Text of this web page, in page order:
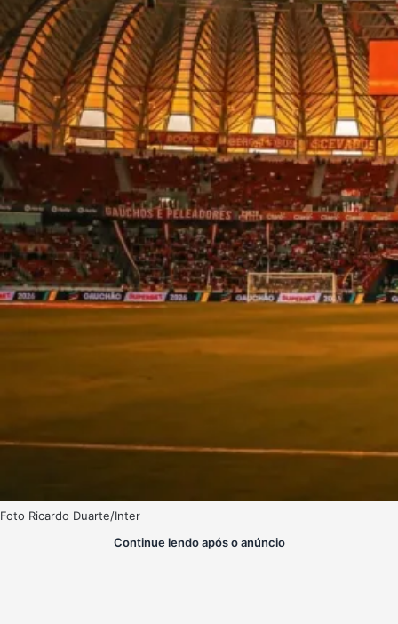
Foto Ricardo Duarte/Inter
Continue lendo após o anúncio